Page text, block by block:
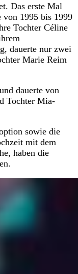
Das erste Mal
von 1995 bis 1999
Tochter Céline
dauerte nur zwei
Marie Reim
dauerte von
Tochter Mia-
sowie die
mit dem
haben die